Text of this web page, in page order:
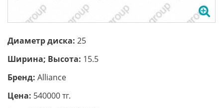
Диаметр диска: 25
Ширина; Высота: 15.5
Бренд: Аlliance
Цена: 540000 тг.